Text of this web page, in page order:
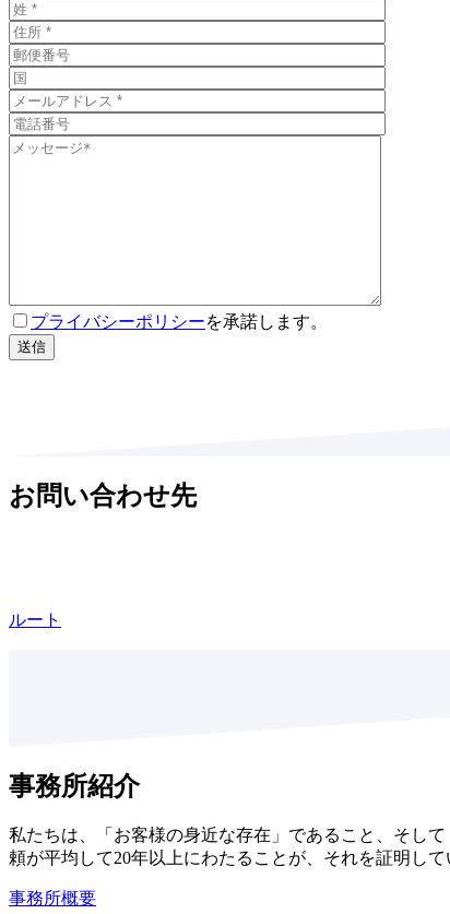
このフィールドは空のままにしてください。
このフィールドは空のままにしてください。
このフィールドは空のままにしてください。
プライバシーポリシーを承諾します。
お問い合わせ先
ルート
事務所紹介
私たちは、「お客様の身近な存在」であること、そし
頼が平均して20年以上にわたることが、それを証明して
事務所概要